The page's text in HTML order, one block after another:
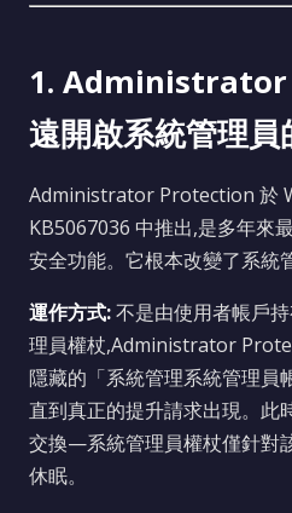
1.
遠開啟系統管理員
Administrator Protection 於
KB5067036 中推出,是多年來
安全功能。它根本改變了系統
運作方式:不是由使用者帳戶
理員權杖,Administrator
隱藏的「系統管理系統管理員
直到真正的提升請求出現。此
交換—系統管理員權杖僅針對
休眠。